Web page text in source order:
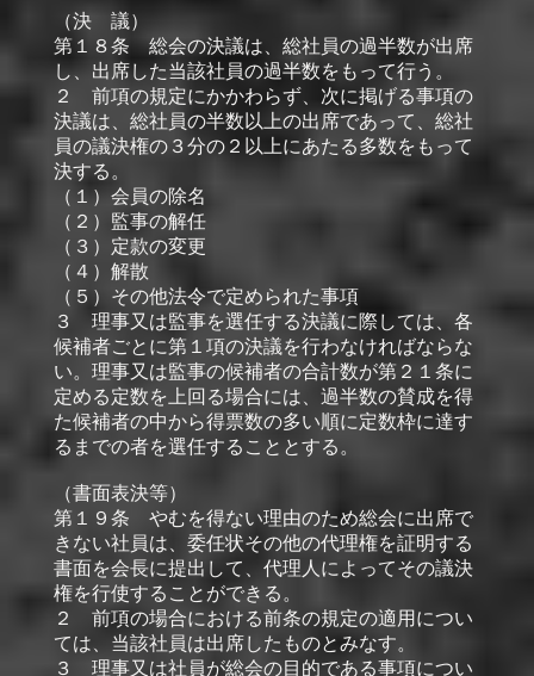
（決 議）
第１８条 総会の決議は、総社員の過半数が出席
し、出席した当該社員の過半数をもって行う。
２ 前項の規定にかかわらず、次に掲げる事項の
決議は、総社員の半数以上の出席であって、総社
員の議決権の３分の２以上にあたる多数をもって
決する。
（１）会員の除名
（２）監事の解任
（３）定款の変更
（４）解散
（５）その他法令で定められた事項
３ 理事又は監事を選任する決議に際しては、各
候補者ごとに第１項の決議を行わなければならな
い。理事又は監事の候補者の合計数が第２１条に
定める定数を上回る場合には、過半数の賛成を得
た候補者の中から得票数の多い順に定数枠に達す
るまでの者を選任することとする。
（書面表決等）
第１９条 やむを得ない理由のため総会に出席で
きない社員は、委任状その他の代理権を証明する
書面を会長に提出して、代理人によってその議決
権を行使することができる。
２ 前項の場合における前条の規定の適用につい
ては、当該社員は出席したものとみなす。
３ 理事又は社員が総会の目的である事項につい